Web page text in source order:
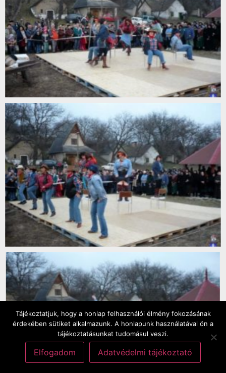
Tájékoztatjuk, hogy a honlap felhasználói élmény fokozásának
érdekében sütiket alkalmazunk. A honlapunk használatával ön a
tájékoztatásunkat tudomásul veszi.
Elfogadom Adatvédelmi tájékoztató